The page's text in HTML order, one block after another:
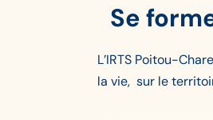
Se
L’IRTS Poitou-
la vie, sur le